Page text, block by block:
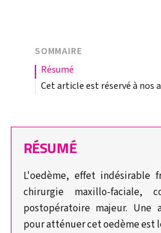
SOMMAIRE
résumé
Cet article est réservé à nos
RÉSUMÉ
L'oedème, effet indésirable
chirurgie maxillo-faciale,
postopératoire majeur. Une
pour atténuer cet oedème est